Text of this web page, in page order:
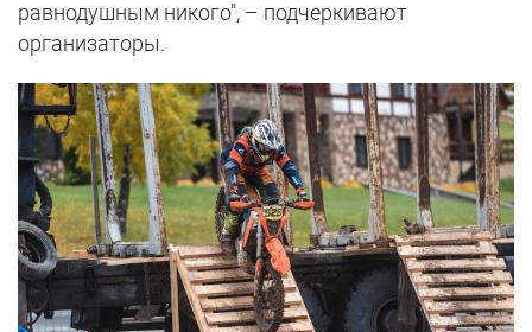
равнодушным никого", – подчеркивают
организаторы.